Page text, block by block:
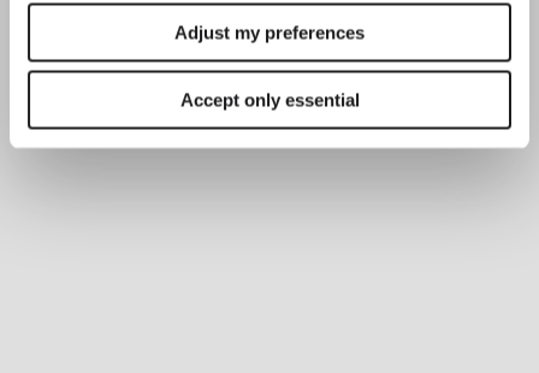
Adjust my preferences
Accept only essential